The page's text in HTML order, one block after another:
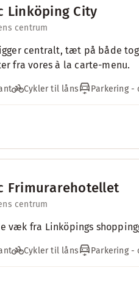
Linköping City
centrum
centralt, tæt på både
fra vores à la carte-menu.
Cykler til låns Parkering -
Frimurarehotellet
centrum
væk fra Linköpings
Cykler til låns Parkering -